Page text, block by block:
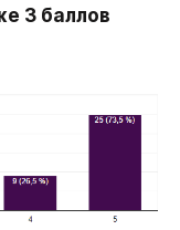
3 баллов